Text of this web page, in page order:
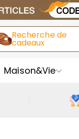
Recherche de
cadeaux
Maison&Vie